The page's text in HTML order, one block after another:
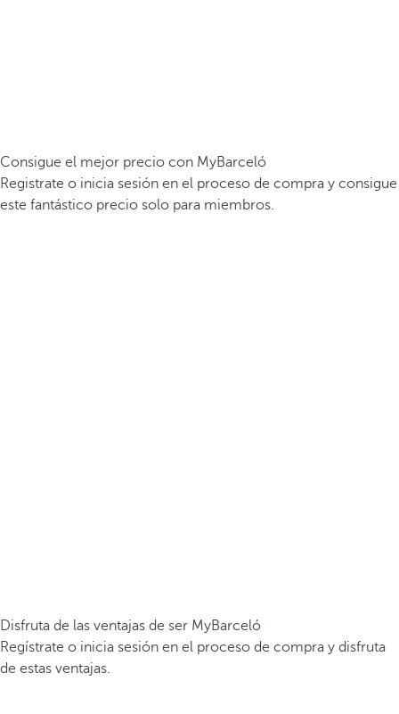
Consigue el mejor precio con MyBarceló
Registrate o inicia sesión en el proceso de compra y consigue
este fantástico precio solo para miembros.
Disfruta de las ventajas de ser MyBarceló
Regístrate o inicia sesión en el proceso de compra y disfruta
de estas ventajas.